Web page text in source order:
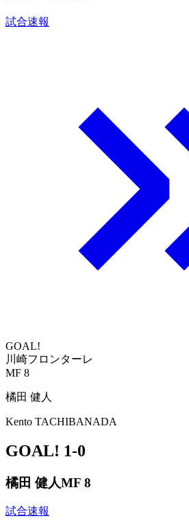
試合速報
GOAL!
川崎フロンターレ
MF 8
橘田 健人
Kento TACHIBANADA
GOAL! 1-0
橘田 健人MF 8
試合速報